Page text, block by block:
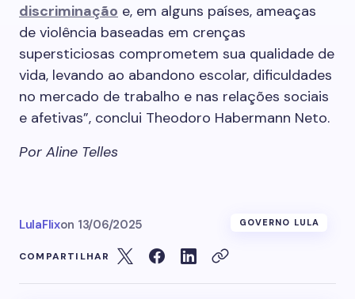
discriminação e, em alguns países, ameaças
de violência baseadas em crenças
supersticiosas comprometem sua qualidade de
vida, levando ao abandono escolar, dificuldades
no mercado de trabalho e nas relações sociais
e afetivas”, conclui Theodoro Habermann Neto.
Por Aline Telles
LulaFlixon 13/06/2025 GOVERNO LULA
COMPARTILHAR